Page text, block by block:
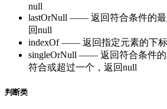
null
lastOrNull —— 返回符合条件的
回null
indexOf —— 返回指定元素的下标
singleOrNull —— 返回符合条件
符合或超过一个，返回null
判断类